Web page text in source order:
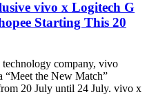
vivo x Logitech G
Starting This 20
company, vivo
“Meet the New Match”
20 July until 24 July. vivo x